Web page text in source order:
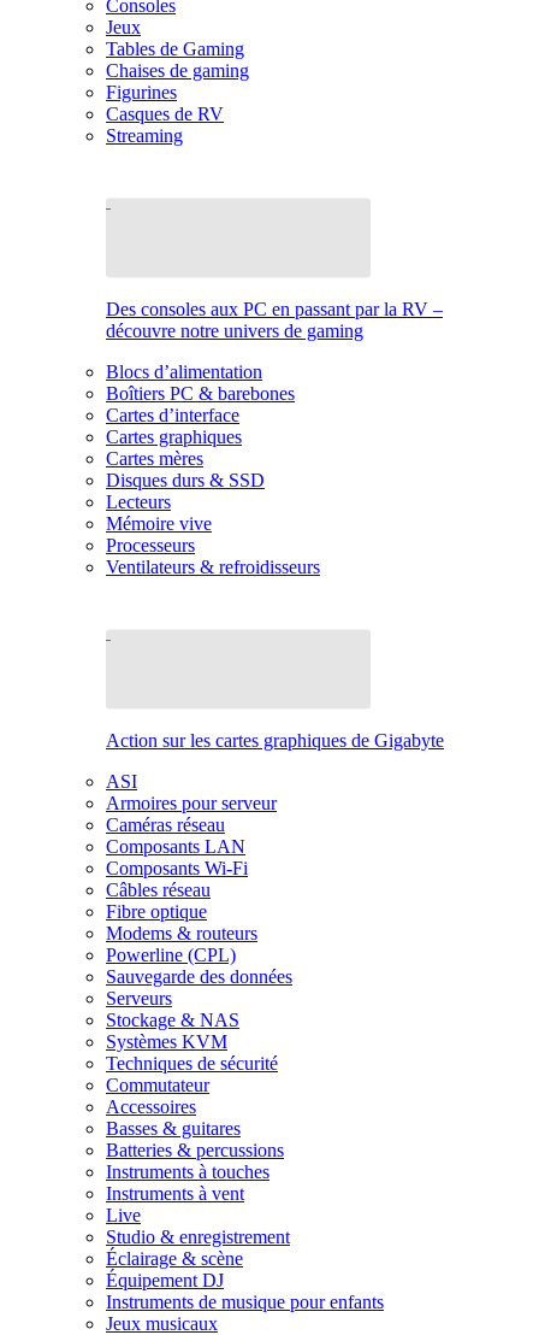
Consoles
Jeux
Tables de Gaming
Chaises de gaming
Figurines
Casques de RV
Streaming
Des consoles aux PC en passant par la RV –
découvre notre univers de gaming
Blocs d’alimentation
Boîtiers PC & barebones
Cartes d’interface
Cartes graphiques
Cartes mères
Disques durs & SSD
Lecteurs
Mémoire vive
Processeurs
Ventilateurs & refroidisseurs
Action sur les cartes graphiques de Gigabyte
ASI
Armoires pour serveur
Caméras réseau
Composants LAN
Composants Wi-Fi
Câbles réseau
Fibre optique
Modems & routeurs
Powerline (CPL)
Sauvegarde des données
Serveurs
Stockage & NAS
Systèmes KVM
Techniques de sécurité
Commutateur
Accessoires
Basses & guitares
Batteries & percussions
Instruments à touches
Instruments à vent
Live
Studio & enregistrement
Éclairage & scène
Équipement DJ
Instruments de musique pour enfants
Jeux musicaux